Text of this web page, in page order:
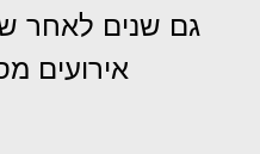
גם שנים לאחר
אירועים